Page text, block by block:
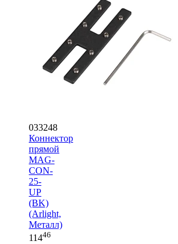
033248
Коннектор
прямой
MAG-
CON-
25-
UP
(BK)
(Arlight,
Металл)
11446